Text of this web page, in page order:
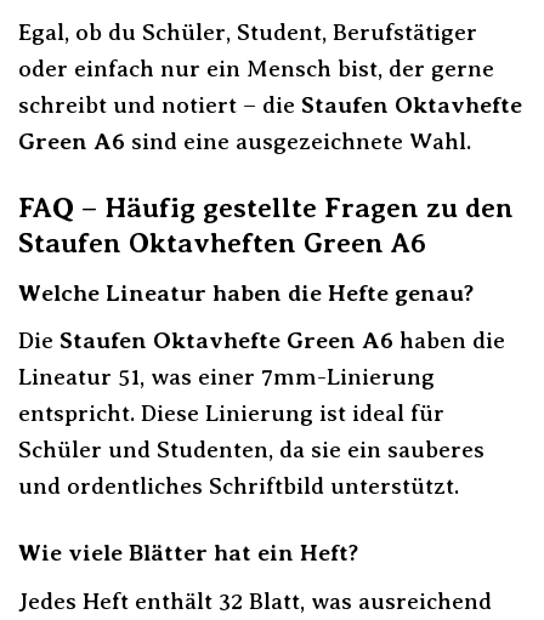
Egal, ob du Schüler, Student, Berufstätiger
oder einfach nur ein Mensch bist, der gerne
schreibt und notiert – die Staufen Oktavhefte
Green A6 sind eine ausgezeichnete Wahl.
FAQ – Häufig gestellte Fragen zu den
Staufen Oktavheften Green A6
Welche Lineatur haben die Hefte genau?
Die Staufen Oktavhefte Green A6 haben die
Lineatur 51, was einer 7mm-Linierung
entspricht. Diese Linierung ist ideal für
Schüler und Studenten, da sie ein sauberes
und ordentliches Schriftbild unterstützt.
Wie viele Blätter hat ein Heft?
Jedes Heft enthält 32 Blatt, was ausreichend